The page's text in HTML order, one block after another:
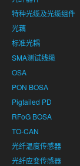
特种光缆及光缆组件
光藕
标准光耦
SMA测试线缆
OSA
PON BOSA
Pigtailed PD
RFoG BOSA
TO-CAN
光纤温度传感器
光纤应变传感器